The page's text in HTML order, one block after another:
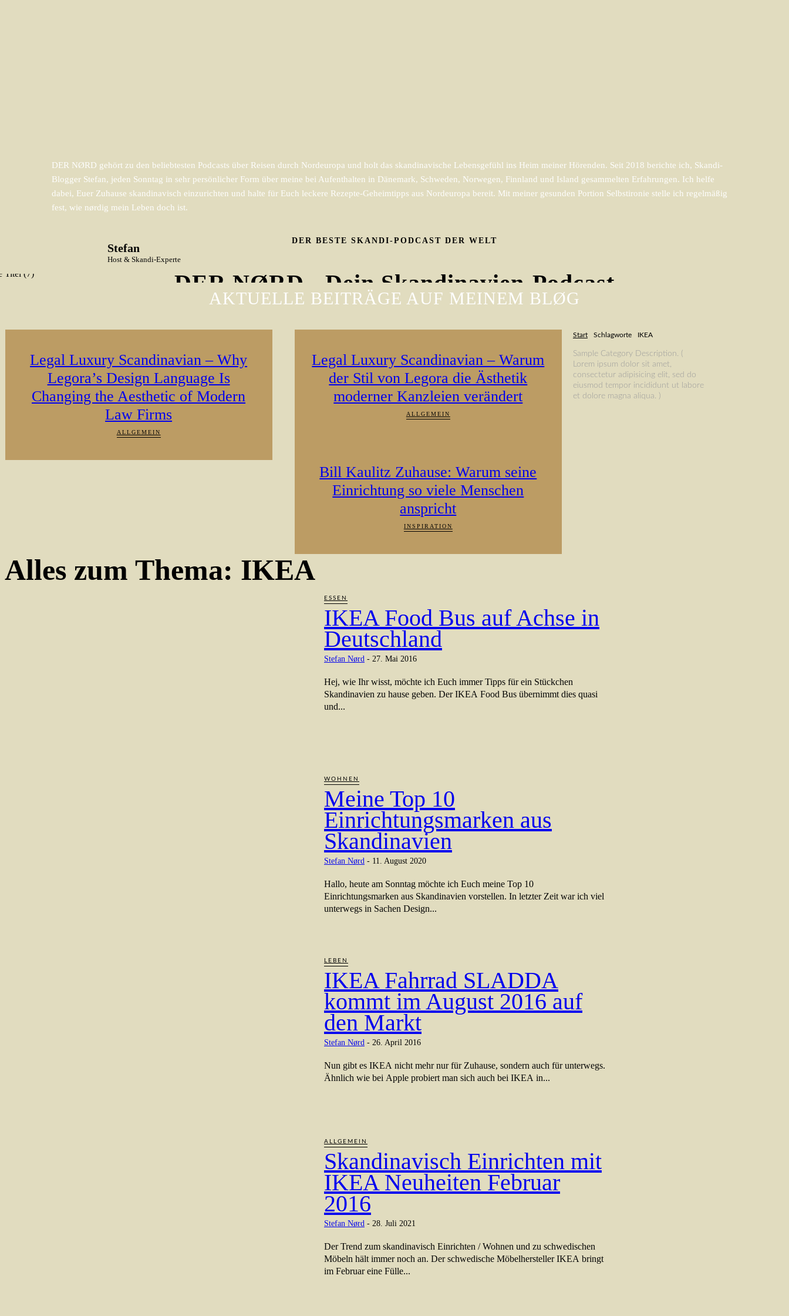
DER BESTE SKANDI-PODCAST DER WELT
DER NØRD - Dein Skandinavien-Podcast
DER NØRD gehört zu den beliebtesten Podcasts über Reisen durch Nordeuropa und holt das skandinavische Lebensgefühl ins Heim meiner Hörenden. Seit 2018 berichte ich, Skandi-
Blogger Stefan, jeden Sonntag in sehr persönlicher Form über meine bei Aufenthalten in Dänemark, Schweden, Norwegen, Finnland und Island gesammelten Erfahrungen. Ich helfe
dabei, Euer Zuhause skandinavisch einzurichten und halte für Euch leckere Rezepte-Geheimtipps aus Nordeuropa bereit. Mit meiner gesunden Portion Selbstironie stelle ich regelmäßig
fest, wie nørdig mein Leben doch ist.
Stefan
Host & Skandi-Experte
AKTUELLE BEITRÄGE AUF MEINEM BLØG
Legal Luxury Scandinavian – Why
Legora’s Design Language Is
Changing the Aesthetic of Modern
Law Firms
ALLGEMEIN
Legal Luxury Scandinavian – Warum
der Stil von Legora die Ästhetik
moderner Kanzleien verändert
ALLGEMEIN
Bill Kaulitz Zuhause: Warum seine
Einrichtung so viele Menschen
anspricht
INSPIRATION
Start Schlagworte IKEA
Sample Category Description. (
Lorem ipsum dolor sit amet,
consectetur adipisicing elit, sed do
eiusmod tempor incididunt ut labore
et dolore magna aliqua. )
Alles zum Thema: IKEA
ESSEN
IKEA Food Bus auf Achse in
Deutschland
Stefan Nørd - 27. Mai 2016
Hej, wie Ihr wisst, möchte ich Euch immer Tipps für ein Stückchen
Skandinavien zu hause geben. Der IKEA Food Bus übernimmt dies quasi
und...
WOHNEN
Meine Top 10
Einrichtungsmarken aus
Skandinavien
Stefan Nørd - 11. August 2020
Hallo, heute am Sonntag möchte ich Euch meine Top 10
Einrichtungsmarken aus Skandinavien vorstellen. In letzter Zeit war ich viel
unterwegs in Sachen Design...
LEBEN
IKEA Fahrrad SLADDA
kommt im August 2016 auf
den Markt
Stefan Nørd - 26. April 2016
Nun gibt es IKEA nicht mehr nur für Zuhause, sondern auch für unterwegs.
Ähnlich wie bei Apple probiert man sich auch bei IKEA in...
ALLGEMEIN
Skandinavisch Einrichten mit
IKEA Neuheiten Februar
2016
Stefan Nørd - 28. Juli 2021
Der Trend zum skandinavisch Einrichten / Wohnen und zu schwedischen
Möbeln hält immer noch an. Der schwedische Möbelhersteller IKEA bringt
im Februar eine Fülle...